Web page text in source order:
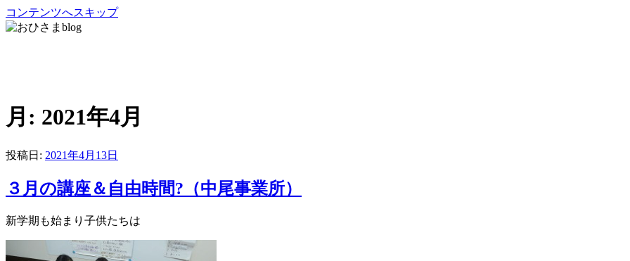
コンテンツへスキップ
月: 2021年4月
投稿日: 2021年4月13日
３月の講座＆自由時間?（中尾事業所）
新学期も始まり子供たちは ワクワク、ドキドキ